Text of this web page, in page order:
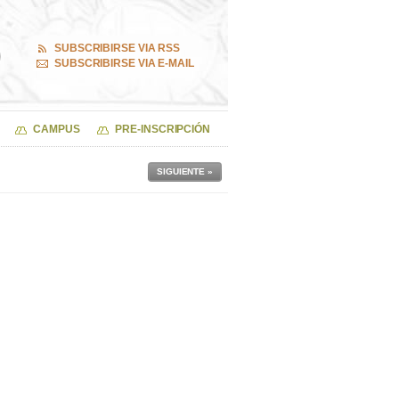
SUBSCRIBIRSE VIA RSS
SUBSCRIBIRSE VIA E-MAIL
CAMPUS PRE-INSCRIPCIÓN
SIGUIENTE »